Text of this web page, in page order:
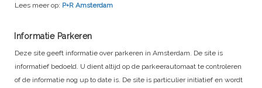
Lees meer op: P+R Amsterdam
Informatie Parkeren
Deze site geeft informatie over parkeren in Amsterdam. De site is
informatief bedoeld. U dient altijd op de parkeerautomaat te controleren
of de informatie nog up to date is. De site is particulier initiatief en wordt